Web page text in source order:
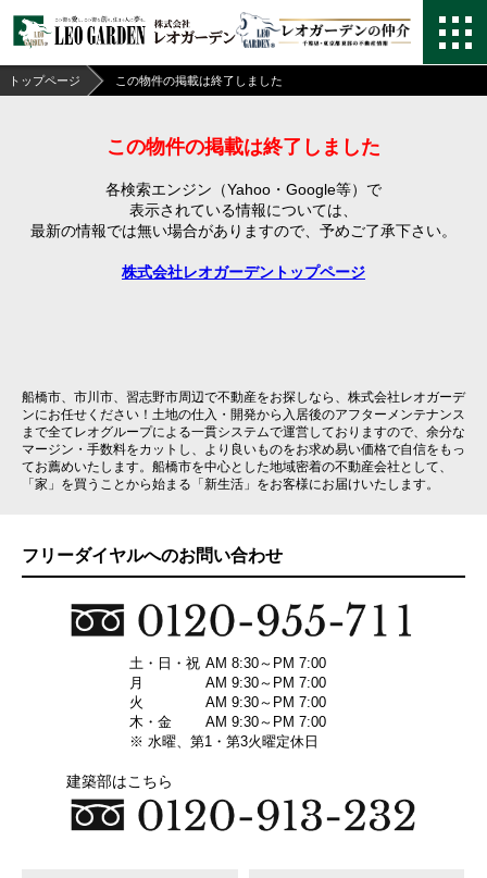
トップページ この物件の掲載は終了しました
この物件の掲載は終了しました
各検索エンジン（Yahoo・Google等）で
表示されている情報については、
最新の情報では無い場合がありますので、 予めご了承下さい。
株式会社レオガーデントップページ
船橋市、市川市、習志野市周辺で不動産をお探しなら、株式会社レオガーデ
ンにお任せください！土地の仕入・開発から入居後のアフターメンテナンス
まで全てレオグループによる一貫システムで運営しておりますので、余分な
マージン・手数料をカットし、より良いものをお求め易い価格で自信をもっ
てお薦めいたします。船橋市を中心とした地域密着の不動産会社として、
「家」を買うことから始まる「新生活」をお客様にお届けいたします。
フリーダイヤルへのお問い合わせ
土・日・祝 AM 8:30～PM 7:00
月
AM 9:30～PM 7:00
火
AM 9:30～PM 7:00
木・金
AM 9:30～PM 7:00
※ 水曜、第1・第3火曜定休日
建築部はこちら